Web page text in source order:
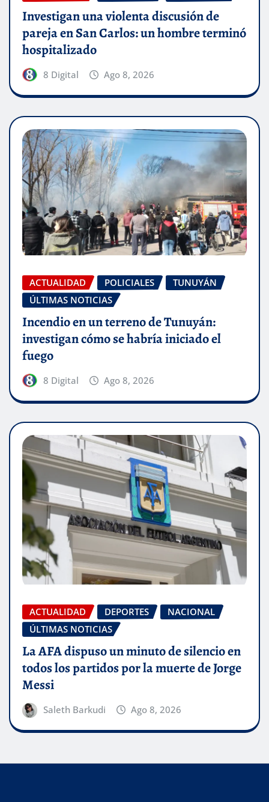
Investigan una violenta discusión de
pareja en San Carlos: un hombre terminó
hospitalizado
8 Digital Ago 8, 2026
ACTUALIDAD POLICIALES
TUNUYÁN
ÚLTIMAS NOTICIAS
Incendio en un terreno de Tunuyán:
investigan cómo se habría iniciado el
fuego
8 Digital Ago 8, 2026
ACTUALIDAD DEPORTES
NACIONAL
ÚLTIMAS NOTICIAS
La AFA dispuso un minuto de silencio en
todos los partidos por la muerte de Jorge
Messi
Saleth Barkudi Ago 8, 2026